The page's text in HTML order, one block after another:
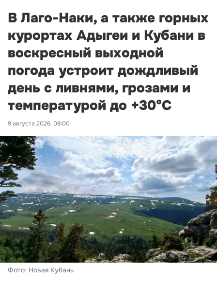
В Лаго-Наки, а также горных
курортах Адыгеи и Кубани в
воскресный выходной
погода устроит дождливый
день с ливнями, грозами и
температурой до +30°С
9 августа 2026, 08:00
Фото: Новая Кубань